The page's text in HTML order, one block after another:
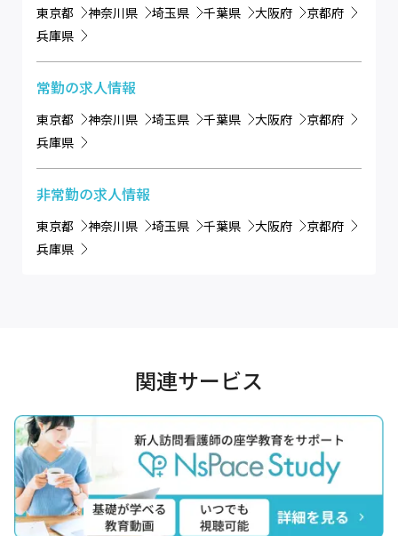
東京都 神奈川県 埼玉県 千葉県 大阪府
京都府
兵庫県
常勤の求人情報
東京都 神奈川県 埼玉県 千葉県 大阪府
京都府
兵庫県
非常勤の求人情報
東京都 神奈川県 埼玉県 千葉県 大阪府
京都府
兵庫県
関連サービス